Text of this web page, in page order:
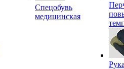
Спецобувь
медицинская